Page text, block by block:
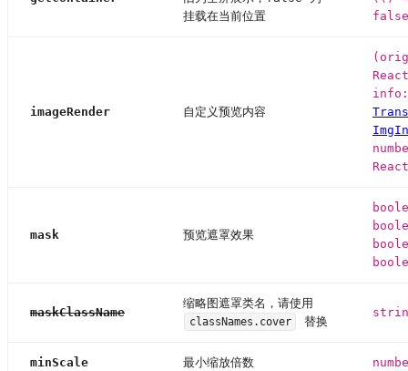
挂载在当前位置
false
imageRender 自定义预览内容
mask 预览遮罩效果
maskClassName
缩略图遮罩类名，请使用
classNames.cover 替换
minScale 最小缩放倍数